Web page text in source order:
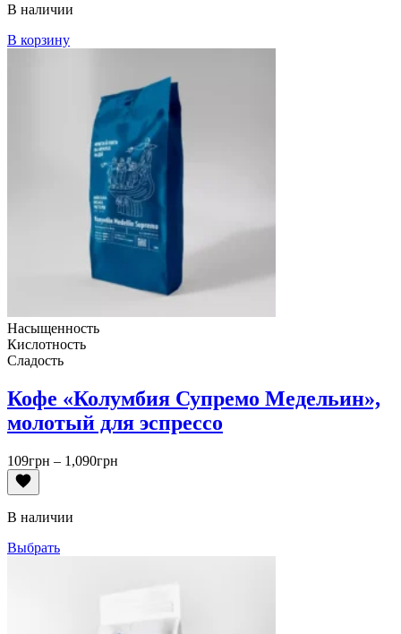
В наличии
В корзину
Насыщенность
Кислотность
Сладость
Кофе «Колумбия Супремо Медельин»,
молотый для эспрессо
109грн – 1,090грн
В наличии
Выбрать